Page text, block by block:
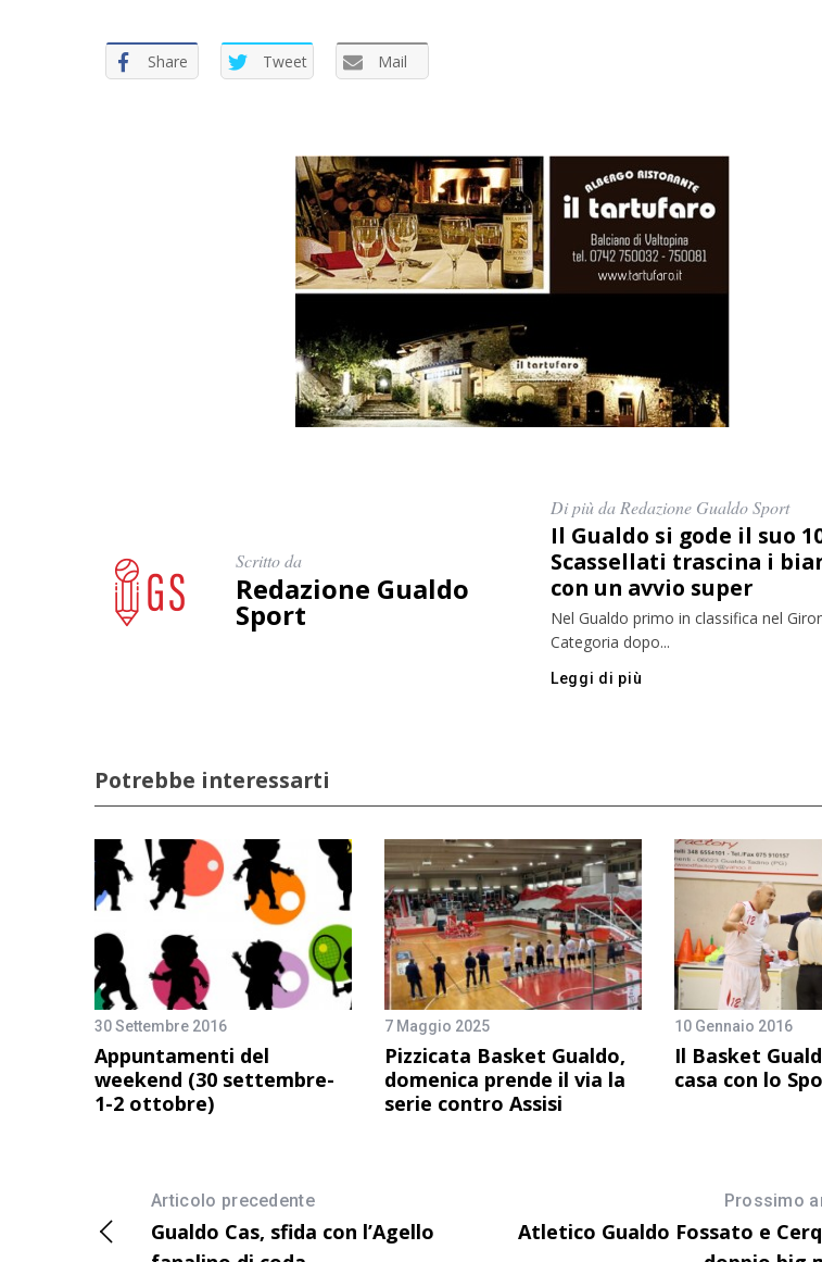
Share Tweet Mail
Scritto da
Redazione Gualdo
Sport
Di più da Redazione Gualdo Sport
Il Gualdo si gode il suo
Scassellati trascina i
con un avvio super
Nel Gualdo primo in classifica nel
Categoria dopo...
Leggi di più
Potrebbe interessarti
30 Settembre 2016
Appuntamenti del
weekend (30 settembre-
1-2 ottobre)
7 Maggio 2025
Pizzicata Basket Gualdo,
domenica prende il via la
serie contro Assisi
10 Gennaio 2016
Il Basket
casa con lo
Articolo precedente
Gualdo Cas, sfida con l’Agello
Prossimo
Atletico Gualdo Fossato e